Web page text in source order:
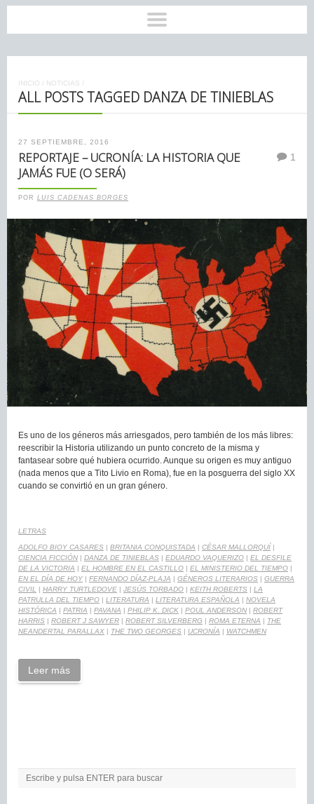
INICIO / NOTICIAS /
ALL POSTS TAGGED DANZA DE TINIEBLAS
27 SEPTIEMBRE, 2016
REPORTAJE – UCRONÍA: LA HISTORIA QUE
JAMÁS FUE (O SERÁ)
POR LUIS CADENAS BORGES
1
Es uno de los géneros más arriesgados, pero también de los más libres:
reescribir la Historia utilizando un punto concreto de la misma y
fantasear sobre qué hubiera ocurrido. Aunque su origen es muy antiguo
(nada menos que a Tito Livio en Roma), fue en la posguerra del siglo XX
cuando se convirtió en un gran género.
LETRAS
ADOLFO BIOY CASARES | BRITANIA CONQUISTADA | CÉSAR MALLORQUÍ |
CIENCIA FICCIÓN | DANZA DE TINIEBLAS | EDUARDO VAQUERIZO | EL DESFILE
DE LA VICTORIA | EL HOMBRE EN EL CASTILLO | EL MINISTERIO DEL TIEMPO |
EN EL DÍA DE HOY | FERNANDO DÍAZ-PLAJA | GÉNEROS LITERARIOS | GUERRA
CIVIL
| HARRY TURTLEDOVE | JESÚS TORBADO | KEITH ROBERTS | LA
PATRULLA DEL TIEMPO | LITERATURA | LITERATURA ESPAÑOLA | NOVELA
HISTÓRICA | PATRIA | PAVANA | PHILIP K. DICK | POUL ANDERSON | ROBERT
HARRIS | ROBERT J SAWYER | ROBERT SILVERBERG | ROMA ETERNA | THE
NEANDERTAL PARALLAX | THE TWO GEORGES | UCRONÍA | WATCHMEN
Leer más